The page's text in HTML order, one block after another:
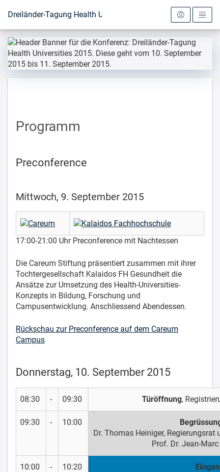
Zur Startseite
Dreiländer-Tagung Health Universities 2015
Programm
Preconference
Mittwoch, 9. September 2015
17:00-21:00 Uhr Preconference mit Nachtessen
Die Careum Stiftung präsentiert zusammen mit ihrer
Tochtergesellschaft Kalaidos FH Gesundheit die
Ansätze zur Umsetzung des Health-Universities-
Konzepts in Bildung, Forschung und
Campusentwicklung. Anschliessend Abendessen.
Rückschau zur Preconference auf dem Careum
Campus
Donnerstag, 10. September 2015
08:30 - 09:30 Türöffnung,
09:30 - 10:00
Dr. Thomas Heiniger,
Prof. Dr. Jean-
10:00 - 10:20